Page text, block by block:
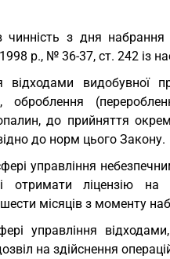
з дня
р., № 36-37, ст. 242 із
видобувної
оброблення
до прийняття
до норм цього Закону.
управління
отримати ліцензію
місяців з моменту
управління
на здійснення